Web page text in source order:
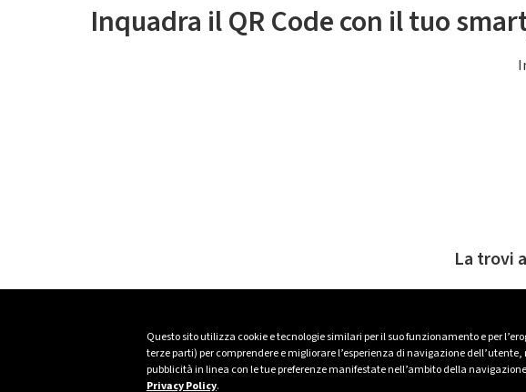
Questo sito utilizza cookie e tecnologie similari per il suo funzionamento e per
terze parti) per comprendere e migliorare l’esperienza di navigazione
pubblicità in linea con le tue preferenze manifestate nell’ambito della
Privacy Policy.
Inquadra il QR Code con il tuo
La trovi